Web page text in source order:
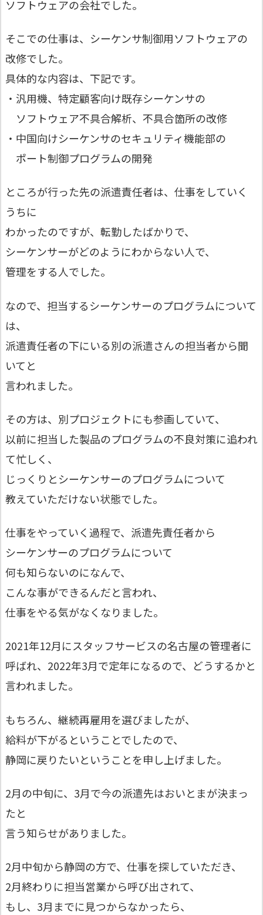
ソフトウェアの会社でした。
そこでの仕事は、シーケンサ制御用ソフトウェアの
改修でした。
具体的な内容は、下記です。
・汎用機、特定顧客向け既存シーケンサの
ソフトウェア不具合解析、不具合箇所の改修
・中国向けシーケンサのセキュリティ機能部の
ポート制御プログラムの開発
ところが行った先の派遣責任者は、仕事をしていく
うちに
わかったのですが、転勤したばかりで、
シーケンサーがどのようにわからない人で、
管理をする人でした。
なので、担当するシーケンサーのプログラムについて
は、
派遣責任者の下にいる別の派遣さんの担当者から聞
いてと
言われました。
その方は、別プロジェクトにも参画していて、
以前に担当した製品のプログラムの不良対策に追われ
て忙しく、
じっくりとシーケンサーのプログラムについて
教えていただけない状態でした。
仕事をやっていく過程で、派遣先責任者から
シーケンサーのプログラムについて
何も知らないのになんで、
こんな事ができるんだと言われ、
仕事をやる気がなくなりました。
2021年12月にスタッフサービスの名古屋の管理者に
呼ばれ、2022年3月で定年になるので、どうするかと
言われました。
もちろん、継続再雇用を選びましたが、
給料が下がるということでしたので、
静岡に戻りたいということを申し上げました。
2月の中旬に、3月で今の派遣先はおいとまが決まっ
たと
言う知らせがありました。
2月中旬から静岡の方で、仕事を探していただき、
2月終わりに担当営業から呼び出されて、
もし、3月までに見つからなかったら、